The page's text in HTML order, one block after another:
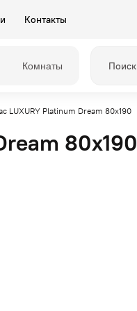
Контакты
Комнаты
LUXURY Platinum Dream 80x190
80x190